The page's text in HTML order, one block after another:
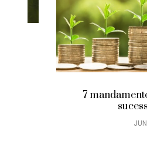
7 mandamentos
sucesso
JUNHO 30,